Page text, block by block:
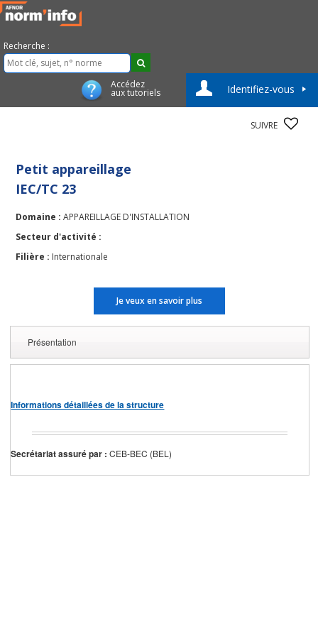
Recherche :
Accédez
aux tutoriels Identifiez-vous
SUIVRE
Petit appareillage
IEC/TC 23
Domaine : APPAREILLAGE D'INSTALLATION
Secteur d'activité :
Filière : Internationale
Je veux en savoir plus
Présentation
Informations détaillées de la structure
Secrétariat assuré par :CEB-BEC (BEL)